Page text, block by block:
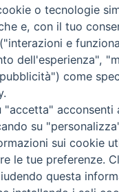
© 2019 - Tutti i
o tecnologie
e, con il tuo
e
dell'esperienza",
come
"accetta" acconsenti
su
sui cookie
le tue preferenze.
questa